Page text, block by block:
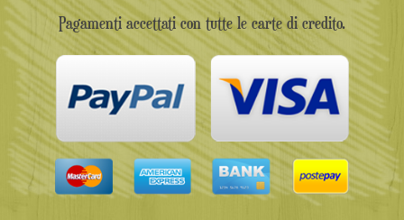
Pagamenti accettati con tutte le carte di credito.